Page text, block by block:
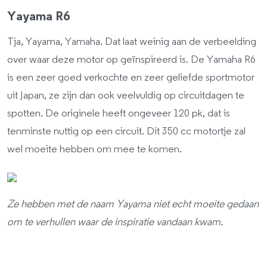
Yayama R6
Tja, Yayama, Yamaha. Dat laat weinig aan de verbeelding
over waar deze motor op geïnspireerd is. De Yamaha R6
is een zeer goed verkochte en zeer geliefde sportmotor
uit Japan, ze zijn dan ook veelvuldig op circuitdagen te
spotten. De originele heeft ongeveer 120 pk, dat is
tenminste nuttig op een circuit. Dit 350 cc motortje zal
wel moeite hebben om mee te komen.
Ze hebben met de naam Yayama niet echt moeite gedaan
om te verhullen waar de inspiratie vandaan kwam.